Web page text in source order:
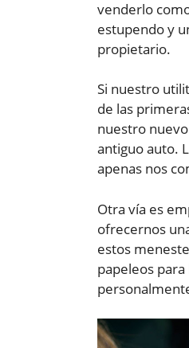
venderlo
estupendo y
propietario.
Si nuestro
de las
nuestro
antiguo auto.
apenas nos
Otra vía es
ofrecernos
estos
papeleos